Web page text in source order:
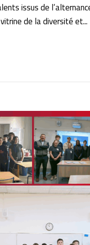
issus de
de la diversité et...